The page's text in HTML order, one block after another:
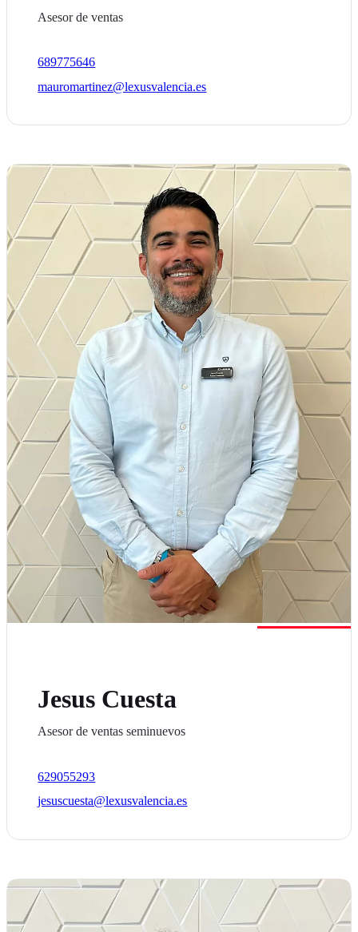
Asesor de ventas
689775646
mauromartinez@lexusvalencia.es
Jesus Cuesta
Asesor de ventas seminuevos
629055293
jesuscuesta@lexusvalencia.es